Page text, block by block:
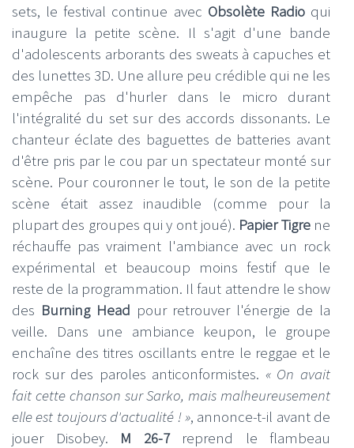
sets, le festival continue avec Obsolète Radioqui
inaugure la petite scène. Il s'agit d'une bande
d'adolescents arborants des sweats à capuches et
des lunettes 3D. Une allure peu crédible qui ne les
empêche pas d'hurler dans le micro durant
l'intégralité du set sur des accords dissonants. Le
chanteur éclate des baguettes de batteries avant
d'être pris par le cou par un spectateur monté sur
scène. Pour couronner le tout, le son de la petite
scène était assez inaudible (comme pour la
plupart des groupes qui y ont joué). Papier Tigrene
réchauffe pas vraiment l'ambiance avec un rock
expérimental et beaucoup moins festif que le
reste de la programmation. Il faut attendre le show
des Burning Head pour retrouver l'énergie de la
veille. Dans une ambiance keupon, le groupe
enchaîne des titres oscillants entre le reggae et le
rock sur des paroles anticonformistes. « On avait
fait cette chanson sur Sarko, mais malheureusement
elle est toujours d'actualité ! », annonce-t-il avant de
jouer Disobey. M 26-7reprend le flambeau